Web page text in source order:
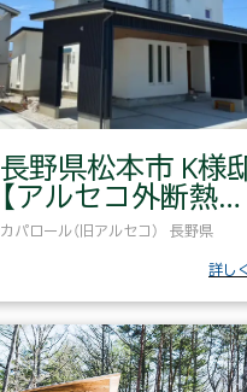
長野県松本市 K様
【アルセコ外断熱…
カパロール（旧アルセコ）
長野県
詳し